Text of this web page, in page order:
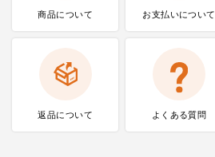
商品について お支払いについて
返品について よくある質問